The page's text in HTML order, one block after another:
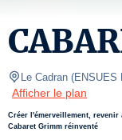
Le Cadran (ENSUES
Afficher le plan
Créer l'émerveillement,
Cabaret Grimm réinventé